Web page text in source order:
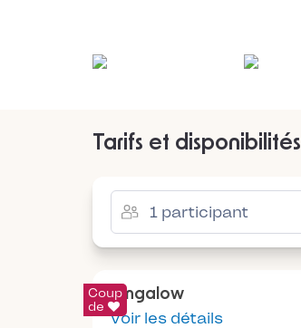
Tarifs et disponibilités
Coup
de
Bungalow
Voir les détails